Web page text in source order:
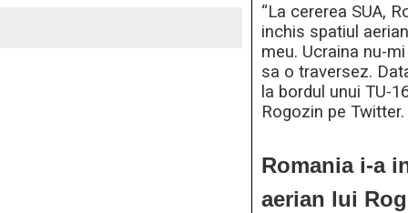
“La cererea SUA,
inchis spatiul
meu. Ucraina nu-
sa o traversez.
la bordul unui TU-
Rogozin pe Twitter.
Romania i-a
aerian lui